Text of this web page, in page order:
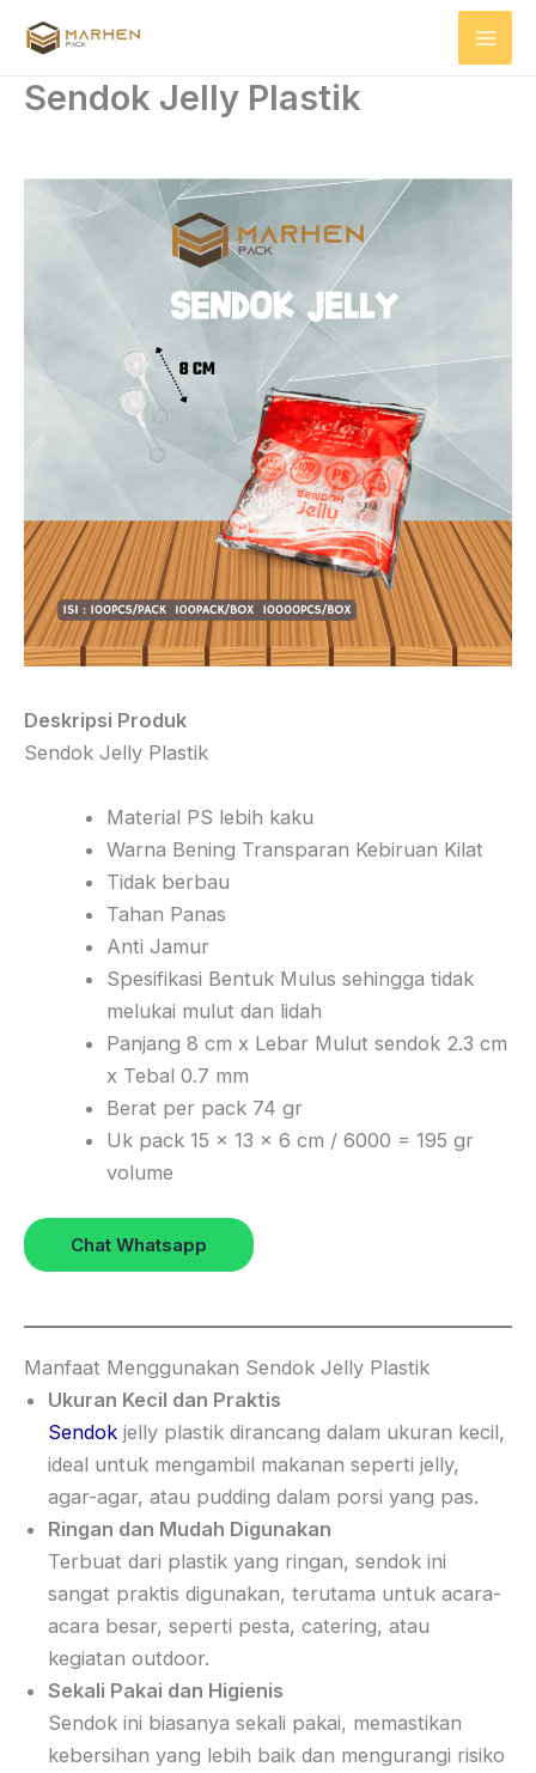
content
Sendok Jelly Plastik
Deskripsi Produk
Sendok Jelly Plastik
Material PS lebih kaku
Warna Bening Transparan Kebiruan Kilat
Tidak berbau
Tahan Panas
Anti Jamur
Spesifikasi Bentuk Mulus sehingga tidak
melukai mulut dan lidah
Panjang 8 cm x Lebar Mulut sendok 2.3 cm
x Tebal 0.7 mm
Berat per pack 74 gr
Uk pack 15 x 13 x 6 cm / 6000 = 195 gr
volume
Chat Whatsapp
Manfaat Menggunakan Sendok Jelly Plastik
Ukuran Kecil dan Praktis
Sendok jelly plastik dirancang dalam ukuran kecil,
ideal untuk mengambil makanan seperti jelly,
agar-agar, atau pudding dalam porsi yang pas.
Ringan dan Mudah Digunakan
Terbuat dari plastik yang ringan, sendok ini
sangat praktis digunakan, terutama untuk acara-
acara besar, seperti pesta, catering, atau
kegiatan outdoor.
Sekali Pakai dan Higienis
Sendok ini biasanya sekali pakai, memastikan
kebersihan yang lebih baik dan mengurangi risiko